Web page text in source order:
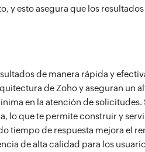
y esto asegura que los
de manera rápida y
de Zoho y aseguran un
en la atención de solicitudes.
lo que te permite construir y
tiempo de respuesta mejora el
de alta calidad para los